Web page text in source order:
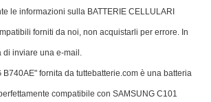
le informazioni sulla BATTERIE CELLULARI
forniti da noi, non acquistarli per errore. In
di inviare una e-mail.
B740AE" fornita da tuttebatterie.com è una batteria
compatibile con SAMSUNG C101